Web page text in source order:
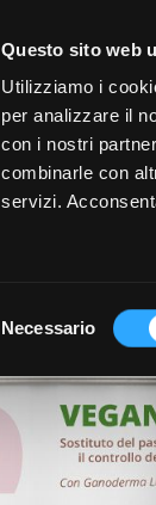
Questo sito web
Utilizziamo i
per analizzare il
con i nostri
combinarle con
servizi.
Necessario